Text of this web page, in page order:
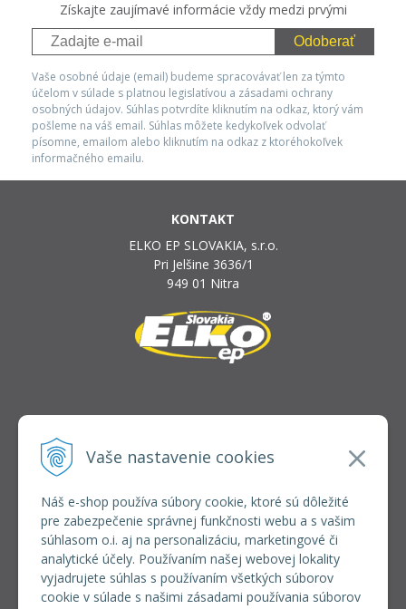
Vaše nastavenie cookies
Náš e-shop používa súbory cookie, ktoré sú dôležité
pre zabezpečenie správnej funkčnosti webu a s vašim
súhlasom o.i. aj na personalizáciu, marketingové či
analytické účely. Používaním našej webovej lokality
vyjadrujete súhlas s používaním všetkých súborov
cookie v súlade s našimi zásadami používania súborov
Získajte zaujímavé informácie vždy medzi prvými
Odoberať
Vaše osobné údaje (email) budeme spracovávať len za týmto
účelom v súlade s platnou legislatívou a zásadami ochrany
osobných údajov. Súhlas potvrdíte kliknutím na odkaz, ktorý vám
pošleme na váš email. Súhlas môžete kedykoľvek odvolať
písomne, emailom alebo kliknutím na odkaz z ktoréhokoľvek
informačného emailu.
KONTAKT
ELKO EP SLOVAKIA, s.r.o.
Pri Jelšine 3636/1
949 01 Nitra
INFOLINKA
+421 37 6586 731
VŠETKO O NÁKUPE
REGISTRÁCIA VEĽKOOBCHOD
Formulár na odsúpenie od zmluvy
Doprava a platba